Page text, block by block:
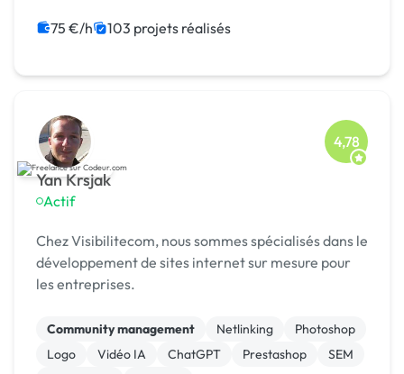
Campagne display avec bannières
75 €/h 103 projets réalisés
Yan Krsjak
Actif
4,78
Chez Visibilitecom, nous sommes spécialisés dans le
développement de sites internet sur mesure pour
les entreprises.
Community management Netlinking
Photoshop
Logo
Vidéo IA ChatGPT Prestashop
SEM